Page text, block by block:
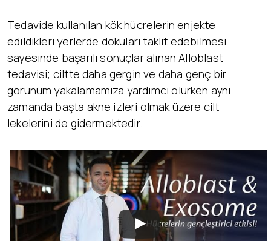
Tedavide kullanılan kök hücrelerin enjekte
edildikleri yerlerde dokuları taklit edebilmesi
sayesinde başarılı sonuçlar alınan Alloblast
tedavisi; ciltte daha gergin ve daha genç bir
görünüm yakalamamıza yardımcı olurken aynı
zamanda başta akne izleri olmak üzere cilt
lekelerini de gidermektedir.